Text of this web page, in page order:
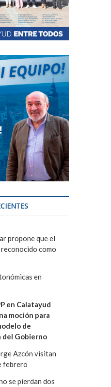
propone que el
como
en
en Calatayud
moción para
de
del Gobierno
Azcón visitan
febrero
se pierdan dos